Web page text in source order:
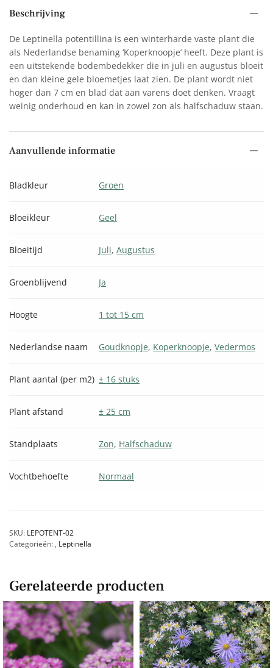
Beschrijving
De Leptinella potentillina is een winterharde vaste plant die
als Nederlandse benaming ‘Koperknoopje’ heeft. Deze plant is
een uitstekende bodembedekker die in juli en augustus bloeit
en dan kleine gele bloemetjes laat zien. De plant wordt niet
hoger dan 7 cm en blad dat aan varens doet denken. Vraagt
weinig onderhoud en kan in zowel zon als halfschaduw staan.
Aanvullende informatie
Bladkleur Groen
Bloeikleur Geel
Bloeitijd Juli,Augustus
Groenblijvend Ja
Hoogte 1 tot 15 cm
Nederlandse naam Goudknopje, Koperknoopje,Vedermos
Plant aantal (per m2) ± 16 stuks
Plant afstand ± 25 cm
Standplaats Zon, Halfschaduw
Vochtbehoefte Normaal
SKU: LEPOTENT-02
Categorieën: , Leptinella
Gerelateerde producten